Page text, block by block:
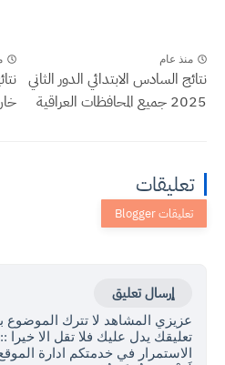
منذ عام
نتائج السادس الابتدائي الدور الثاني
2025 جميع المحافظات العراقية
تعليقات
إرسال تعليق
عزيزي المشاهد لا تترك الموضوع
تعليقك يدل عليك فلا تقل الا
الاستمرار في خدمتكم ادارة